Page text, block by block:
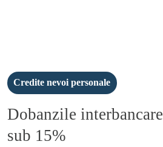
Credite nevoi personale
Dobanzile
sub 15%